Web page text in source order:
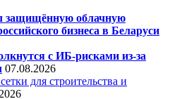
защищённую облачную
бизнеса в Беларуси
с ИБ-рисками из-за
07.08.2026
для строительства и